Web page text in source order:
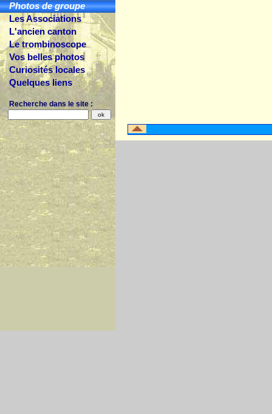
Photos de groupe
Les Associations
L'ancien canton
Le trombinoscope
Vos belles photos
Curiosités locales
Quelques liens
Recherche dans le site :